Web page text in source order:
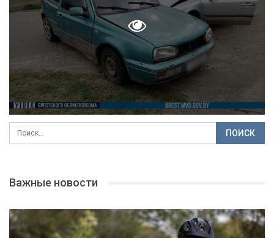
Важные новости